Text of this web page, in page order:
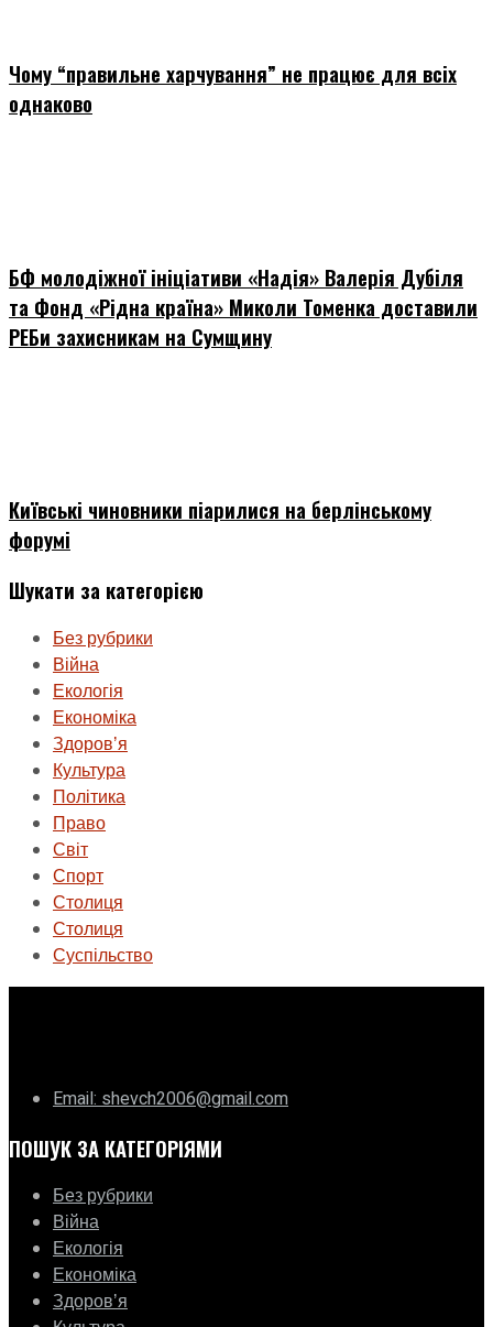
Чому “правильне харчування” не працює для всіх
однаково
БФ молодіжної ініціативи «Надія» Валерія Дубіля
та Фонд «Рідна країна» Миколи Томенка доставили
РЕБи захисникам на Сумщину
Київські чиновники піарилися на берлінському
форумі
Шукати за категорією
Без рубрики
Війна
Екологія
Економіка
Здоровʼя
Культура
Політика
Право
Світ
Спорт
Столиця
Столиця
Суспільство
Email: shevch2006@gmail.com
ПОШУК ЗА КАТЕГОРІЯМИ
Без рубрики
Війна
Екологія
Економіка
Здоровʼя